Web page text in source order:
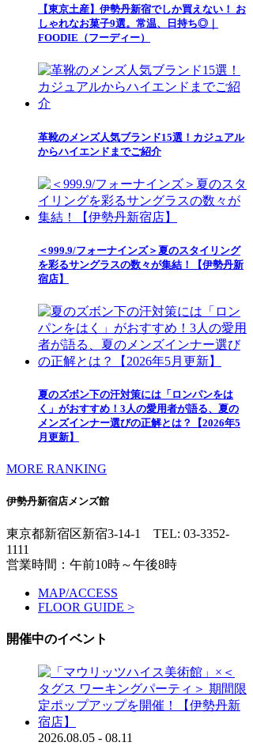
【東京土産】伊勢丹新宿でしか買えない！ お
しゃれなお菓子9選。常温、日持ち◎｜
FOODIE（フーディー）
革靴のメンズ人気ブランド15選！カジュアル
からハイエンドまでご紹介
＜999.9/フォーナインズ＞夏のスタイリング
を彩るサングラスの数々が集結！【伊勢丹新
宿店】
夏のズボン下の汗対策には「ロンパンをは
く」がおすすめ！3人の愛用者が語る、夏の
メンズインナー選びの正解とは？【2026年5
月更新】
MORE RANKING
伊勢丹新宿店メンズ館
東京都新宿区新宿3-14-1 TEL: 03-3352-
1111
営業時間：午前10時～午後8時
MAP/ACCESS
FLOOR GUIDE >
開催中のイベント
2026.08.05 - 08.11